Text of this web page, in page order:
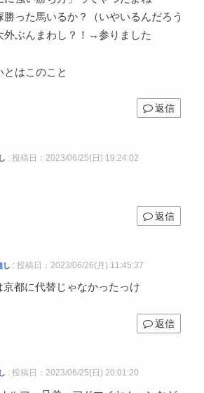
勝った馬いるか？（いやいるんだろう
ぶんまわし？！→参りました
とはこのこと
返信
: 投稿日：2023/06/25(日) 19:24:02
返信
し : 投稿日：2023/06/26(月) 11:45:37
京都に代替じゃなかったっけ
返信
: 投稿日：2023/06/25(日) 20:01:20